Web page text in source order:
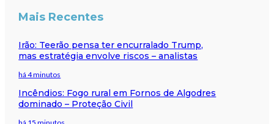
Mais Recentes
Irão: Teerão pensa ter encurralado Trump,
mas estratégia envolve riscos – analistas
há 4 minutos
Incêndios: Fogo rural em Fornos de Algodres
dominado – Proteção Civil